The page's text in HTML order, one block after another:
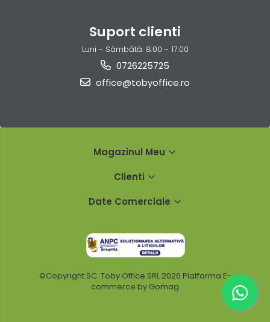
Suport clienti
Luni - Sâmbătă: 8:00 - 17:00
0726225725
office@tobyoffice.ro
Magazinul Meu
Clienti
Date Comerciale
©Copyright SC. Toby Office SRL 2026 Platforma E-
commerce by Gomag